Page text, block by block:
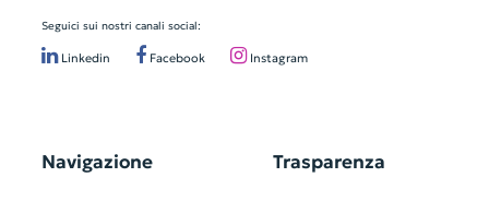
Seguici sui nostri canali social:
Linkedin Facebook Instagram
Navigazione Trasparenza